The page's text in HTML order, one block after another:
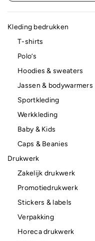
Kleding bedrukken
T-shirts
Polo’s
Hoodies & sweaters
Jassen & bodywarmers
Sportkleding
Werkkleding
Baby & Kids
Caps & Beanies
Drukwerk
Zakelijk drukwerk
Promotiedrukwerk
Stickers & labels
Verpakking
Horeca drukwerk